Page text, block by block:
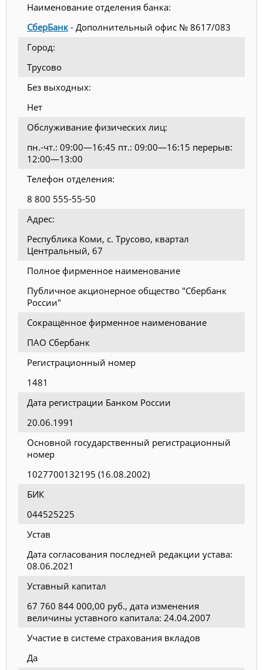
Наименование отделения банка:
СберБанк - Дополнительный офис № 8617/083
Город:
Трусово
Без выходных:
Нет
Обслуживание физических лиц:
пн.-чт.: 09:00—16:45 пт.: 09:00—16:15 перерыв:
12:00—13:00
Телефон отделения:
8 800 555-55-50
Адрес:
Республика Коми, с. Трусово, квартал
Центральный, 67
Полное фирменное наименование
Публичное акционерное общество "Сбербанк
России"
Сокращённое фирменное наименование
ПАО Сбербанк
Регистрационный номер
1481
Дата регистрации Банком России
20.06.1991
Основной государственный регистрационный
номер
1027700132195 (16.08.2002)
БИК
044525225
Устав
Дата согласования последней редакции устава:
08.06.2021
Уставный капитал
67 760 844 000,00 руб., дата изменения
величины уставного капитала: 24.04.2007
Участие в системе страхования вкладов
Да